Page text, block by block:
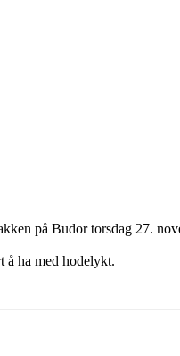
på Budor torsdag 27.
å ha med hodelykt.